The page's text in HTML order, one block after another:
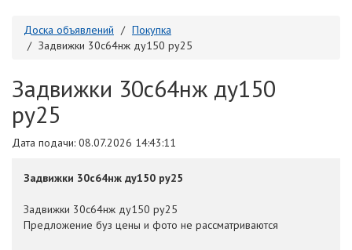
Доска объявлений
Покупка
Задвижки 30с64нж ду150 ру25
Задвижки 30с64нж ду150
ру25
Дата подачи: 08.07.2026 14:43:11
Задвижки 30с64нж ду150 ру25
Задвижки 30с64нж ду150 ру25
Предложение буз цены и фото не рассматриваются